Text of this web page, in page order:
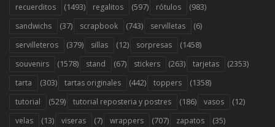
recuerditos (1493) regalitos (597) rótulos (983)
sandwichs (37) scrapbook (743) servilletas (6)
servilleteros (379) sillas (12) sorpresas (1458)
souvenirs (1578) stand (67) stickers (263) tarjetas (2353)
tarta (303) tartas originales (442) toppers (1358)
tutorial (529) tutorial reposteria y postres (186) vasos (12)
velas (13) viseras (7) wrappers (707) zapatos (35)